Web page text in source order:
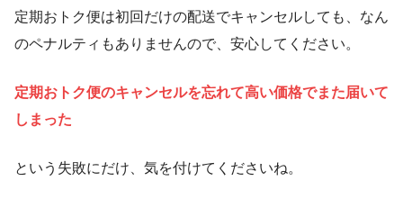
定期おトク便は初回だけの配送でキャンセルしても、なん
のペナルティもありませんので、安心してください。
定期おトク便のキャンセルを忘れて高い価格でまた届いて
しまった
という失敗にだけ、気を付けてくださいね。